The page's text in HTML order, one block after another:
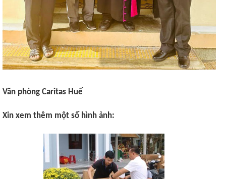
Văn phòng Caritas Huế
Xin xem thêm một số hình ảnh: